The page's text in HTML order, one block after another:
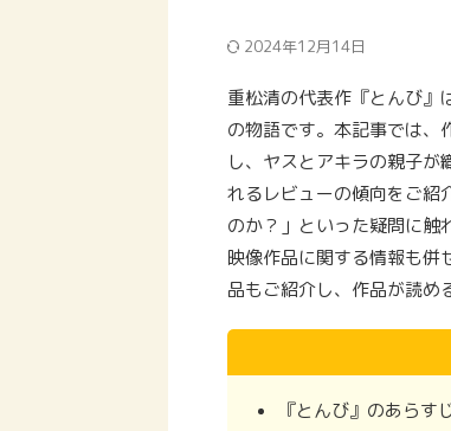
2024年12月14日
重松清の代表作『とんび』
の物語です。本記事では、
し、ヤスとアキラの親子
れるレビューの傾向をご紹
のか？」といった疑問に触
映像作品に関する情報も併
品もご紹介し、作品が読め
『とんび』のあらす